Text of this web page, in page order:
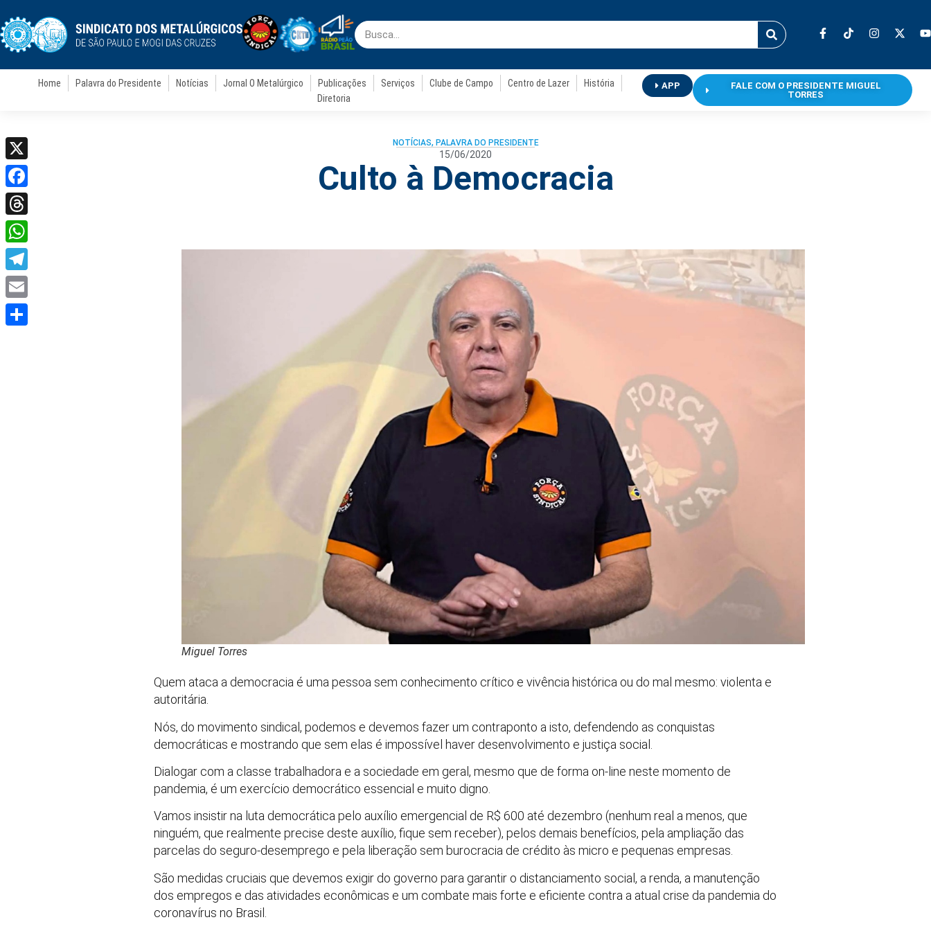
Home Palavra do Presidente Notícias Jornal O Metalúrgico Publicações Serviços Clube de Campo Centro de Lazer
História
Diretoria
APP
FALE COM O PRESIDENTE MIGUEL
TORRES
NOTÍCIAS, PALAVRA DO PRESIDENTE
15/06/2020
Culto à Democracia
Miguel Torres
Quem ataca a democracia é uma pessoa sem conhecimento crítico e vivência histórica ou do mal mesmo: violenta e
autoritária.
Nós, do movimento sindical, podemos e devemos fazer um contraponto a isto, defendendo as conquistas
democráticas e mostrando que sem elas é impossível haver desenvolvimento e justiça social.
Dialogar com a classe trabalhadora e a sociedade em geral, mesmo que de forma on-line neste momento de
pandemia, é um exercício democrático essencial e muito digno.
Vamos insistir na luta democrática pelo auxílio emergencial de R$ 600 até dezembro (nenhum real a menos, que
ninguém, que realmente precise deste auxílio, fique sem receber), pelos demais benefícios, pela ampliação das
parcelas do seguro-desemprego e pela liberação sem burocracia de crédito às micro e pequenas empresas.
São medidas cruciais que devemos exigir do governo para garantir o distanciamento social, a renda, a manutenção
dos empregos e das atividades econômicas e um combate mais forte e eficiente contra a atual crise da pandemia do
coronavírus no Brasil.
X
Facebook
Threads
WhatsApp
Telegram
Email